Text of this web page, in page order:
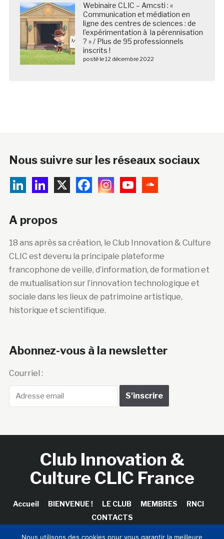
Webinaire CLIC – Amcsti : «
Communication et médiation en
ligne des centres de sciences : de
l’expérimentation à la pérennisation
? » / Plus de 95 professionnels
inscrits !
posté le 12 décembre 2022
Nous suivre sur les réseaux sociaux
A propos
18 ans après sa création, le Club Innovation & Culture
CLIC est devenu la principale plateforme
francophone de veille, d’information, de formation et
de mutualisation sur l’innovation technologique et
sociale dans les lieux de patrimoine artistique,
historique et scientifique.
Abonnez-vous à la newsletter
Courriel :
Club Innovation &
Culture CLIC France
Accueil BIENVENUE ! LE CLUB MEMBRES
RNCI
CONTACTS
Nous utilisons des cookies pour vous garantir la meilleure